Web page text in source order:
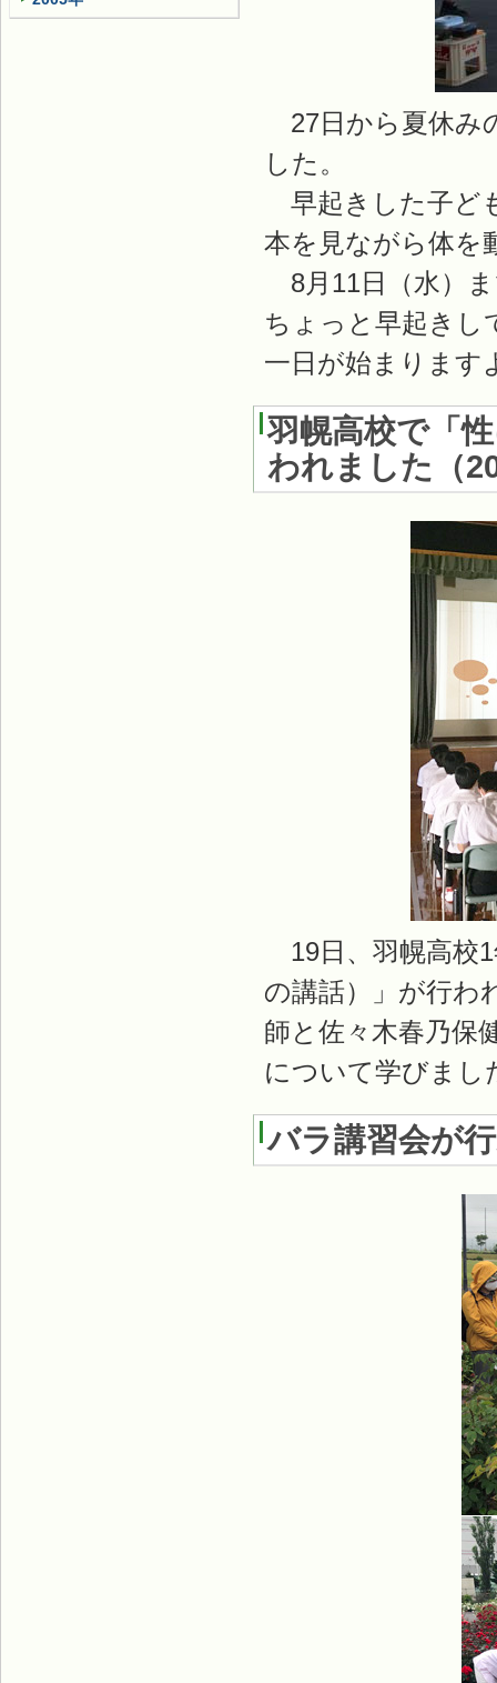
27日から夏休み
した。
早起きした子ど
本を見ながら体を
8月11日（水）
ちょっと早起きし
一日が始まります
羽幌高校で「
われました （
19日、羽幌高校
の講話）」が行わ
師と佐々木春乃保
について学びまし
バラ講習会が